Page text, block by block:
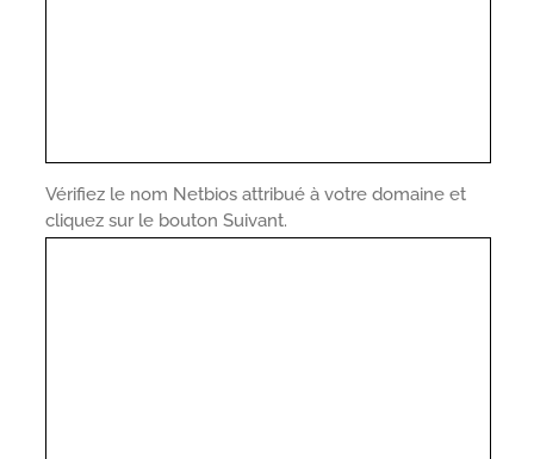
Vérifiez le nom Netbios attribué à votre domaine et
cliquez sur le bouton Suivant.